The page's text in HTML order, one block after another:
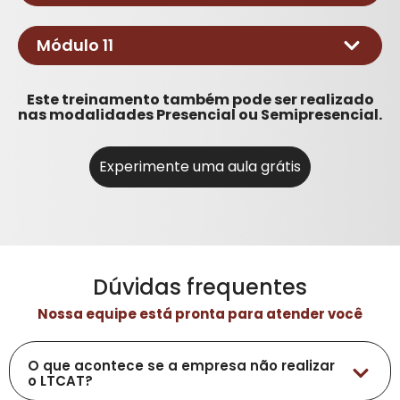
incêndio;
Fazer a avaliação inicial da
emergência;
parada respiratória, desmaio e
Identificar e controlar sinais de
hemorragia;
Identificar e classificar queimaduras
traumas;
Identificar sinais de emergência
clínicas e realizar os primeiros
socorros
Módulo 11
Compreender como funciona o
ressuscitamento cardiopulmonar.
Este treinamento também pode ser realizado
nas modalidades Presencial ou Semipresencial.
Experimente uma aula grátis
Dúvidas frequentes
Nossa equipe está pronta para atender você
O que acontece se a empresa não realizar
o LTCAT?